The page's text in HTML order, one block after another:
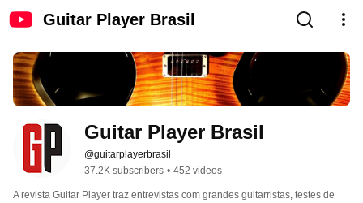
Guitar Player Brasil
Guitar Player Brasil
@guitarplayerbrasil
37.2K subscribers • 452 videos
A revista Guitar Player traz entrevistas com grandes guitarristas, testes de